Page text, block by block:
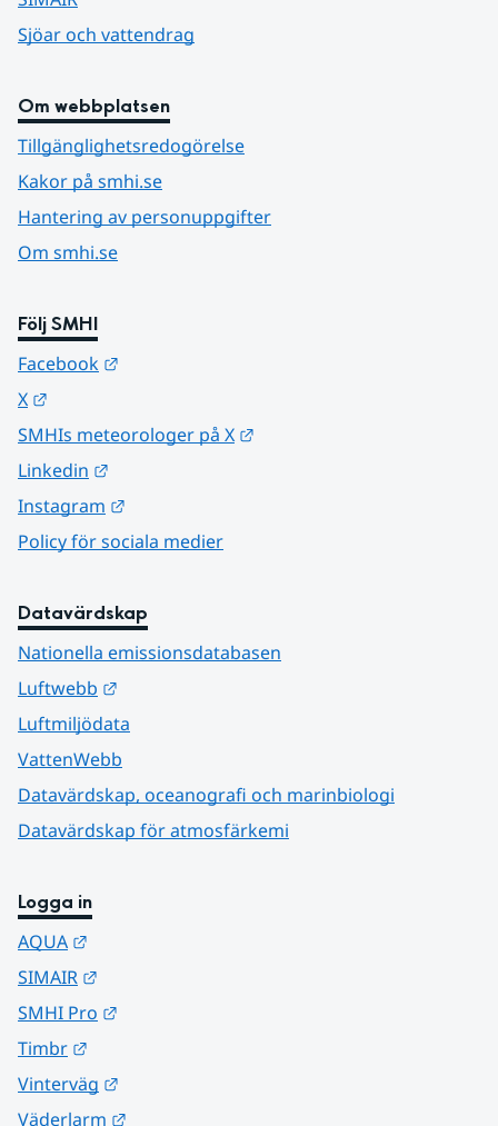
Sjöar och vattendrag
Om webbplatsen
Tillgänglighetsredogörelse
Kakor på smhi.se
Hantering av personuppgifter
Om smhi.se
Följ SMHI
Facebook
X
SMHIs meteorologer på X
Linkedin
Instagram
Policy för sociala medier
Datavärdskap
Nationella emissionsdatabasen
Luftwebb
Luftmiljödata
VattenWebb
Datavärdskap, oceanografi och marinbiologi
Datavärdskap för atmosfärkemi
Logga in
AQUA
SIMAIR
SMHI Pro
Timbr
Vinterväg
Väderlarm